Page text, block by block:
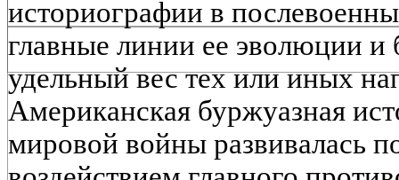
историографии в
главные линии ее эволюции и
удельный вес тех или иных
Американская буржуазная
мировой войны развивалась